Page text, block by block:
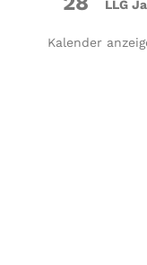
LLG
Kalender